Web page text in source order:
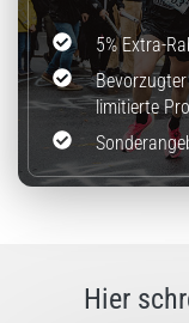
Artikel
anzeigen5% Extra-
limitierte
Hier